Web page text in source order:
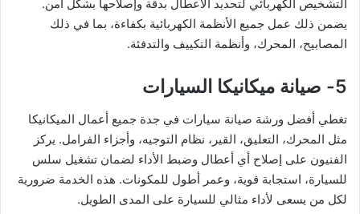
التشخيص الكهربائي لتحديد الأعطال بدقة وإصلاحها بشكل آمن.
يضمن ذلك عمل جميع الأنظمة الكهربائية بكفاءة، بما في ذلك
المصابيح، المحرك، وأنظمة التكييف والتدفئة.
5- صيانة ميكانيكا السيارات
تغطي أفضل ورشة صيانة سيارات في جدة جميع أعمال الميكانيكا
مثل المحرك، التعليق، القير، نظام التوجيه، وأجزاء الفرامل. يركز
الفنيون على إصلاح أي أعطال وضبط الأداء لضمان تشغيل سلس
للسيارة، استجابة قوية، وعمر أطول للمكونات. هذه الخدمة ضرورية
لكل من يسعى لأداء مثالي للسيارة على المدى الطويل.